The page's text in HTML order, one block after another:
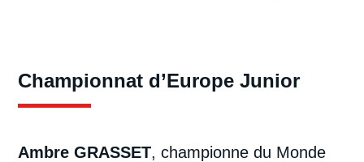
Championnat d’Europe Junior
Ambre GRASSET, championne du Monde